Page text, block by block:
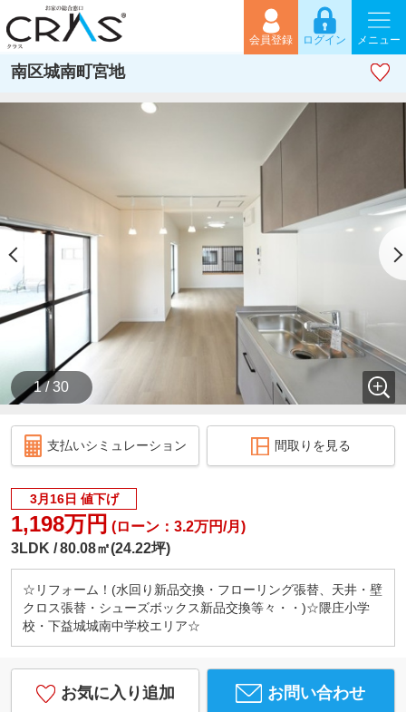
会員登録 ログイン メニュー
南区城南町宮地
1 / 30
支払いシミュレーション 間取りを見る
3月16日 値下げ
1,198万円 (ローン：3.2万円/月)
3LDK
80.08㎡(24.22坪)
☆リフォーム！(水回り新品交換・フローリング張替、天井・壁
クロス張替・シューズボックス新品交換等々・・)☆隈庄小学
校・下益城城南中学校エリア☆
お気に入り追加 お問い合わせ